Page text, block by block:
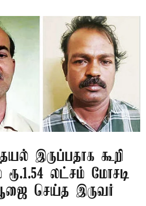
இருப்பதாக கூறி
லட்சம் மோசடி
செய்த இருவர்